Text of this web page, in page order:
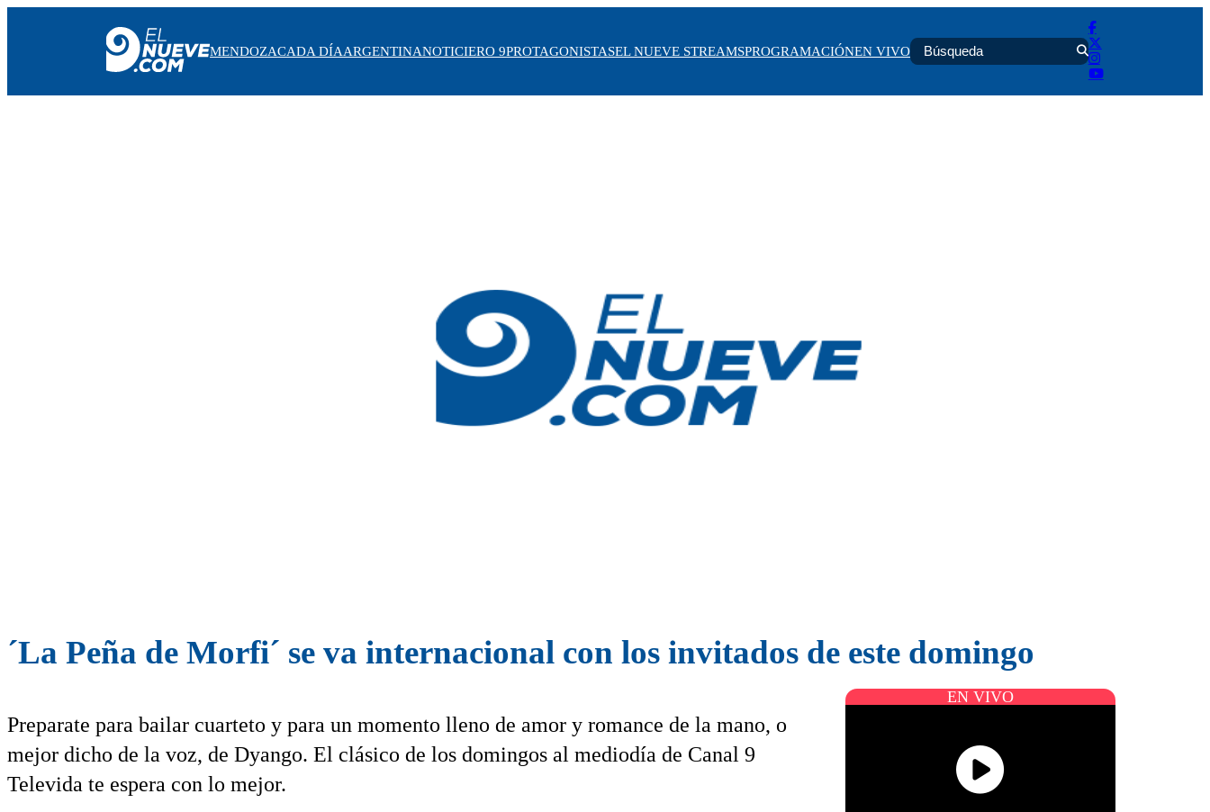
MENDOZACADA DÍAARGENTINANOTICIERO 9PROTAGONISTASEL NUEVE STREAMSPROGRAMACIÓNEN VIVO
´La Peña de Morfi´ se va internacional con los invitados de este domingo
Preparate para bailar cuarteto y para un momento lleno de amor y romance de la mano, o
mejor dicho de la voz, de Dyango. El clásico de los domingos al mediodía de Canal 9
Televida te espera con lo mejor.
EN VIVO